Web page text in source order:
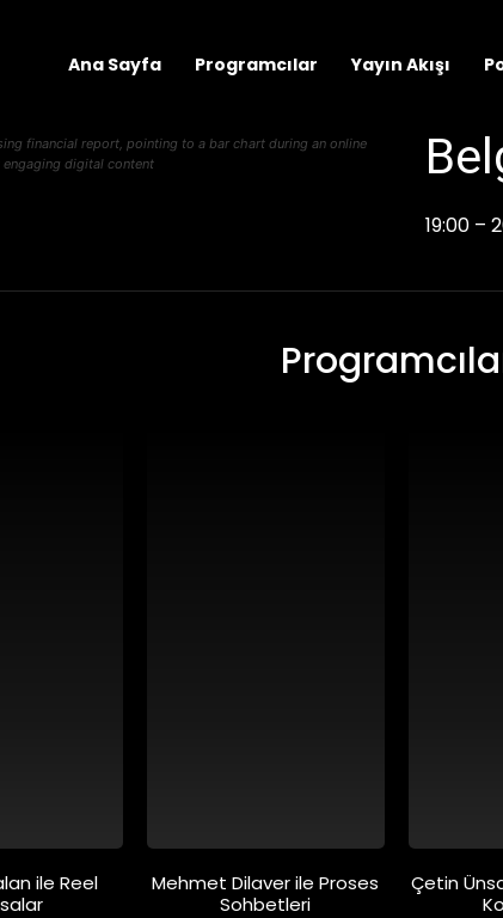
Ana Sayfa Programcılar Yayın Akışı
financial report, pointing to a bar chart during an online
digital content
19:00 –
ile Reel
Mehmet Dilaver ile Proses
Sohbetleri
Çetin